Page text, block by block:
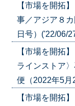
【市場を開拓
事／アジア８
日号）('22/06/
【市場を開拓
ラインストア
便（2022年5月
【市場を開拓